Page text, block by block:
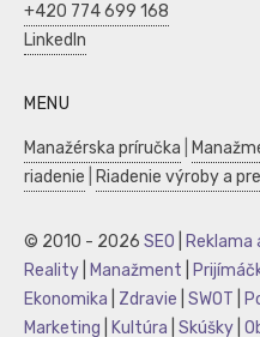
+420 774 699 168
LinkedIn
MENU
Manažérska príručka
riadenie
Riadenie výroby a
© 2010 - 2026 SEO Reklama
Reality
Manažment
Ekonomika
Zdravie SWOT
Marketing
Kultúra Skúšky